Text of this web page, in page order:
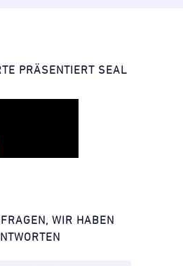
PRÄSENTIERT SEAL
WIR HABEN